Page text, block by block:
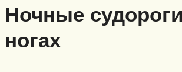
Ночные
ногах